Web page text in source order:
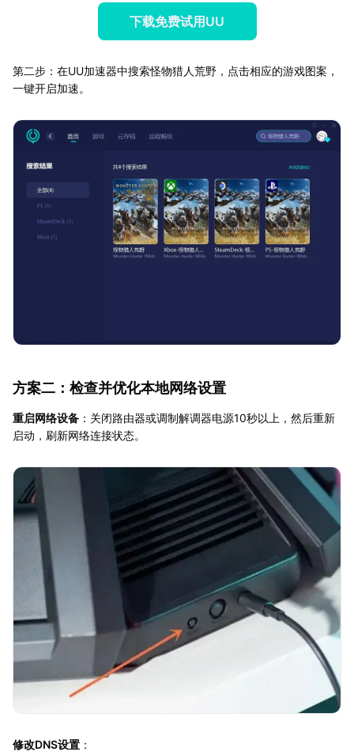
下载免费试用UU
第二步：在UU加速器中搜索怪物猎人荒野，点击相应的游戏图案，
一键开启加速。
方案二：检查并优化本地网络设置
重启网络设备 ：关闭路由器或调制解调器电源10秒以上，然后重新
启动，刷新网络连接状态。
修改DNS设置 ：